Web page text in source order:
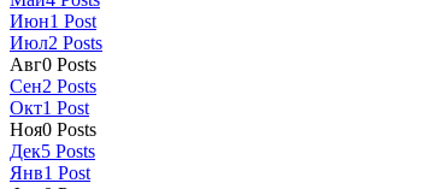
Июн1 Post
Июл2 Posts
Авг0 Posts
Сен2 Posts
Окт1 Post
Ноя0 Posts
Дек5 Posts
Янв1 Post